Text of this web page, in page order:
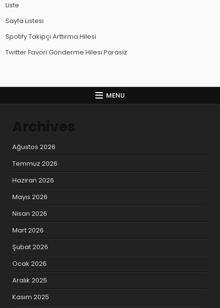
Liste
Sayfa Listesi
Spotify Takipçi Arttırma Hilesi
Twitter Favori Gönderme Hilesi Parasız
MENU
Ağustos 2026
Temmuz 2026
Haziran 2026
Mayıs 2026
Nisan 2026
Mart 2026
Şubat 2026
Ocak 2026
Aralık 2025
Kasım 2025